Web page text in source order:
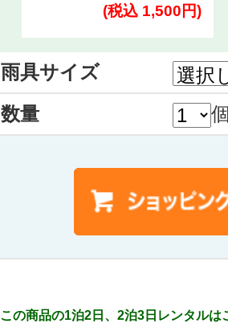
(税込 1,500円)
雨具サイズ
数量
この商品の1泊2日、2泊3日レンタルは